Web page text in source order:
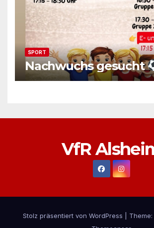
SPORT
Nachwuchs gesucht
VfR
Stolz präsentiert von WordPress Theme: